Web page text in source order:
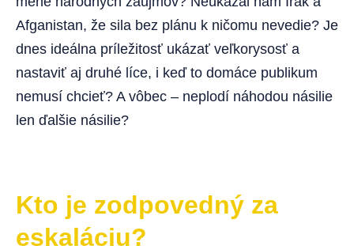
Afganistan, že sila bez plánu k ničomu nevedie? Je
dnes ideálna príležitosť ukázať veľkorysosť a
nastaviť aj druhé líce, i keď to domáce publikum
nemusí chcieť? A vôbec – neplodí náhodou násilie
len ďalšie násilie?
Kto je zodpovedný za
eskaláciu?